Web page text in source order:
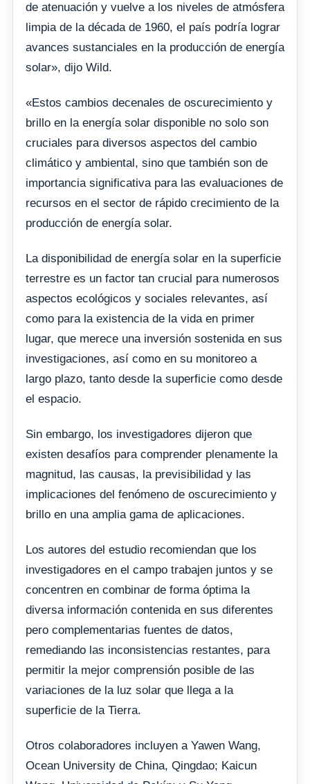
de atenuación y vuelve a los niveles de atmósfera
limpia de la década de 1960, el país podría lograr
avances sustanciales en la producción de energía
solar», dijo Wild.
«Estos cambios decenales de oscurecimiento y
brillo en la energía solar disponible no solo son
cruciales para diversos aspectos del cambio
climático y ambiental, sino que también son de
importancia significativa para las evaluaciones de
recursos en el sector de rápido crecimiento de la
producción de energía solar.
La disponibilidad de energía solar en la superficie
terrestre es un factor tan crucial para numerosos
aspectos ecológicos y sociales relevantes, así
como para la existencia de la vida en primer
lugar, que merece una inversión sostenida en sus
investigaciones, así como en su monitoreo a
largo plazo, tanto desde la superficie como desde
el espacio.
Sin embargo, los investigadores dijeron que
existen desafíos para comprender plenamente la
magnitud, las causas, la previsibilidad y las
implicaciones del fenómeno de oscurecimiento y
brillo en una amplia gama de aplicaciones.
Los autores del estudio recomiendan que los
investigadores en el campo trabajen juntos y se
concentren en combinar de forma óptima la
diversa información contenida en sus diferentes
pero complementarias fuentes de datos,
remediando las inconsistencias restantes, para
permitir la mejor comprensión posible de las
variaciones de la luz solar que llega a la
superficie de la Tierra.
Otros colaboradores incluyen a Yawen Wang,
Ocean University de China, Qingdao; Kaicun